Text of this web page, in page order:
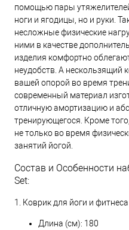
помощью пары
ноги и ягодицы, но и руки.
несложные физические
ними в качестве
изделия комфортно
неудобств. А нескользящий
вашей опорой во время
современный материал
отличную амортизацию и
тренирующегося. Кроме
не только во время
занятий йогой.
Состав и Особенности
Set:
1. Коврик для йоги и
Длина (см): 180